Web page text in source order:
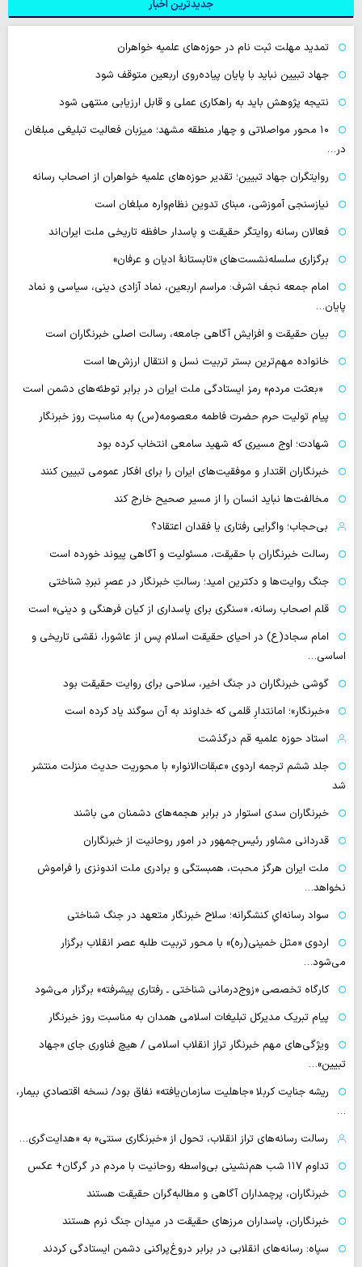
جدیدترین اخبار
تمدید مهلت ثبت نام در حوزه‌های علمیه خواهران
جهاد تبیین نباید با پایان پیاده‌روی اربعین متوقف شود
نتیجه پژوهش باید به راهکاری عملی و قابل ارزیابی منتهی شود
۱۰ محور مواصلاتی و چهار منطقه مشهد؛ میزبان فعالیت تبلیغی مبلغان
در…
روایتگران جهاد تبیین؛ تقدیر حوزه‌های علمیه خواهران از اصحاب رسانه
نیازسنجی آموزشی، مبنای تدوین نظام‌واره مبلغان است
فعالان رسانه‌ روایتگر حقیقت و پاسدار حافظه تاریخی ملت ایران‌اند
برگزاری سلسله‌نشست‌های «تابستانهٔ ادیان و عرفان»
امام جمعه نجف اشرف: مراسم اربعین، نماد آزادی دینی، سیاسی و نماد
پایان…
بیان حقیقت و افزایش آگاهی جامعه، رسالت اصلی خبرنگاران است
خانواده مهم‌ترین بستر تربیت نسل و انتقال ارزش‌ها است
«بعثت مردم» رمز ایستادگی ملت ایران در برابر توطئه‌های دشمن است
پیام تولیت حرم حضرت فاطمه معصومه(س) به مناسبت روز خبرنگار
شهادت؛ اوج مسیری که شهید سامعی انتخاب کرده بود
خبرنگاران اقتدار و موفقیت‌های ایران را برای افکار عمومی تبیین کنند
مخالفت‌ها نباید انسان را از مسیر صحیح خارج کند
بی‌حجاب؛ واگرایی رفتاری یا فقدان اعتقاد؟
رسالت خبرنگاران با حقیقت، مسئولیت و آگاهی پیوند خورده است
جنگ روایت‌ها و دکترین امید؛ رسالتِ خبرنگار در عصرِ نبردِ شناختی
قلم اصحاب رسانه، «سنگری برای پاسداری از کیان فرهنگی و دینی» است
امام سجاد(ع) در احیای حقیقت اسلام پس از عاشورا، نقشی تاریخی و
اساسی…
گوشی خبرنگاران در جنگ اخیر، سلاحی برای روایت حقیقت بود
«خبرنگار»؛ امانتدارِ قلمی که خداوند به آن سوگند یاد کرده است
استاد حوزه علمیه قم درگذشت
جلد ششم ترجمه اردوی «عبقات‌الانوار» با محوریت حدیث منزلت منتشر
شد
خبرنگاران سدی استوار در برابر هجمه‌های دشمنان می باشند
قدردانی مشاور رئیس‌جمهور در امور روحانیت از خبرنگاران
ملت ایران هرگز محبت، همبستگی و برادری ملت اندونزی را فراموش
نخواهد…
سواد رسانه‌ایِ کنشگرانه؛ سلاح خبرنگار متعهد در جنگ شناختی
اردوی «مثل خمینی(ره)» با محور تربیت طلبه عصر انقلاب برگزار
می‌شود…
کارگاه تخصصی «زوج‌درمانی شناختی ـ رفتاری پیشرفته» برگزار می‌شود
پیام تبریک مدیرکل تبلیغات اسلامی همدان به مناسبت روز خبرنگار
ویژگی‌های مهم خبرنگار تراز انقلاب اسلامی / هیچ فناوری‌ جای «جهاد
تبیین»…
ریشه جنایت کربلا «جاهلیت سازمان‌یافته» نفاق بود/ نسخه اقتصادیِ بیمار،
…
رسالت رسانه‌های تراز انقلاب، تحول از «خبرنگاری سنتی» به «هدایت‌گری…
تداوم ۱۱۷ شب هم‌نشینی بی‌واسطه روحانیت با مردم در گرگان+ عکس
خبرنگاران، پرچمداران آگاهی و مطالبه‌گران حقیقت هستند
خبرنگاران، پاسداران مرزهای حقیقت در میدان جنگ نرم هستند
سپاه: رسانه‌های انقلابی در برابر دروغ‌پراکنی دشمن ایستادگی کردند